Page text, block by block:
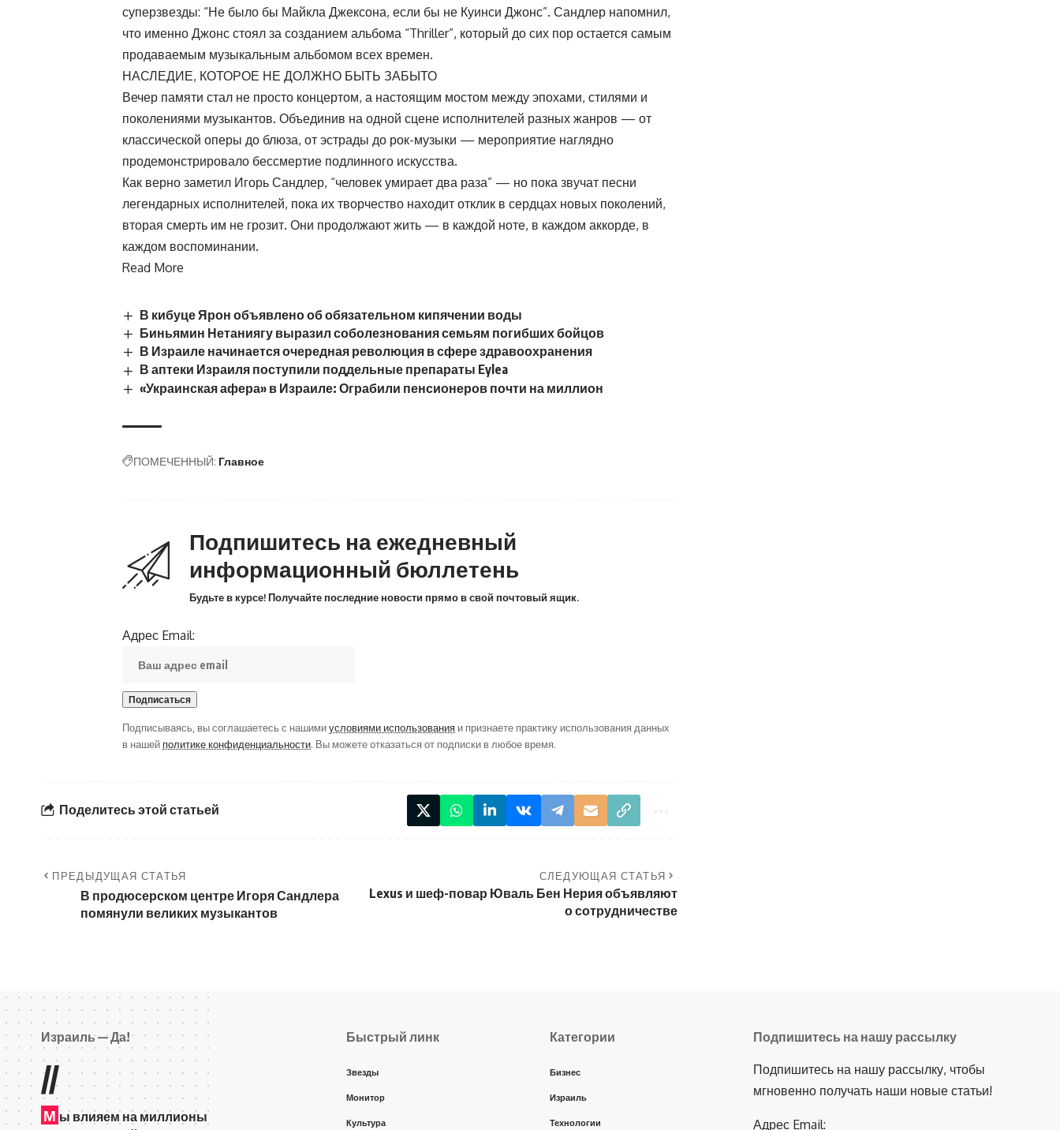
суперзвезды: “Не было бы Майкла Джексона, если бы не Куинси Джонс”. Сандлер напомнил,
что именно Джонс стоял за созданием альбома “Thriller”, который до сих пор остается самым
продаваемым музыкальным альбомом всех времен.
НАСЛЕДИЕ, КОТОРОЕ НЕ ДОЛЖНО БЫТЬ ЗАБЫТО
Вечер памяти стал не просто концертом, а настоящим мостом между эпохами, стилями и
поколениями музыкантов. Объединив на одной сцене исполнителей разных жанров — от
классической оперы до блюза, от эстрады до рок-музыки — мероприятие наглядно
продемонстрировало бессмертие подлинного искусства.
Как верно заметил Игорь Сандлер, “человек умирает два раза” — но пока звучат песни
легендарных исполнителей, пока их творчество находит отклик в сердцах новых поколений,
вторая смерть им не грозит. Они продолжают жить — в каждой ноте, в каждом аккорде, в
каждом воспоминании.
Read More
В кибуце Ярон объявлено об обязательном кипячении воды
Биньямин Нетаниягу выразил соболезнования семьям погибших бойцов
В Израиле начинается очередная революция в сфере здравоохранения
В аптеки Израиля поступили поддельные препараты Eylea
«Украинская афера» в Израиле: Ограбили пенсионеров почти на миллион
ПОМЕЧЕННЫЙ: Главное
Подпишитесь на ежедневный
информационный бюллетень
Будьте в курсе! Получайте последние новости прямо в свой почтовый ящик.
Адрес Email:
Подписываясь, вы соглашаетесь с нашимиусловиями использования и признаете практику использования данных
в нашей политике конфиденциальности. Вы можете отказаться от подписки в любое время.
Поделитесь этой статьей
ПРЕДЫДУЩАЯ СТАТЬЯ
В продюсерском центре Игоря Сандлера
помянули великих музыкантов
СЛЕДУЮЩАЯ СТАТЬЯ
Lexus и шеф-повар Юваль Бен Нерия объявляют
о сотрудничестве
Израиль — Да!
//
М ы влияем на миллионы
Быстрый линк
Звезды
Монитор
Культура
Категории
Бизнес
Израиль
Технологии
Подпишитесь на нашу рассылку
Подпишитесь на нашу рассылку, чтобы
мгновенно получать наши новые статьи!
Адрес Email: